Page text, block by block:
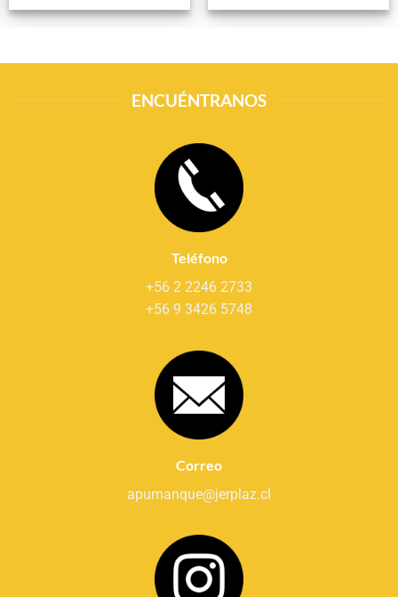
ENCUÉNTRANOS
Teléfono
+56 2 2246 2733
+56 9 3426 5748
Correo
apumanque@jerplaz.cl